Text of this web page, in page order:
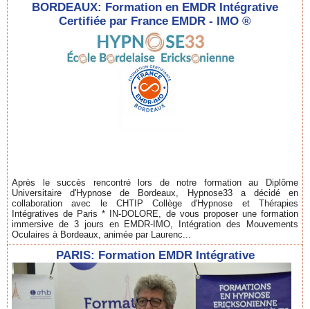
BORDEAUX: Formation en EMDR Intégrative
Certifiée par France EMDR - IMO ®
Après le succès rencontré lors de notre formation au Diplôme
Universitaire d'Hypnose de Bordeaux, Hypnose33 a décidé en
collaboration avec le CHTIP Collège d'Hypnose et Thérapies
Intégratives de Paris * IN-DOLORE, de vous proposer une formation
immersive de 3 jours en EMDR-IMO, Intégration des Mouvements
Oculaires à Bordeaux, animée par Laurenc...
PARIS: Formation EMDR Intégrative